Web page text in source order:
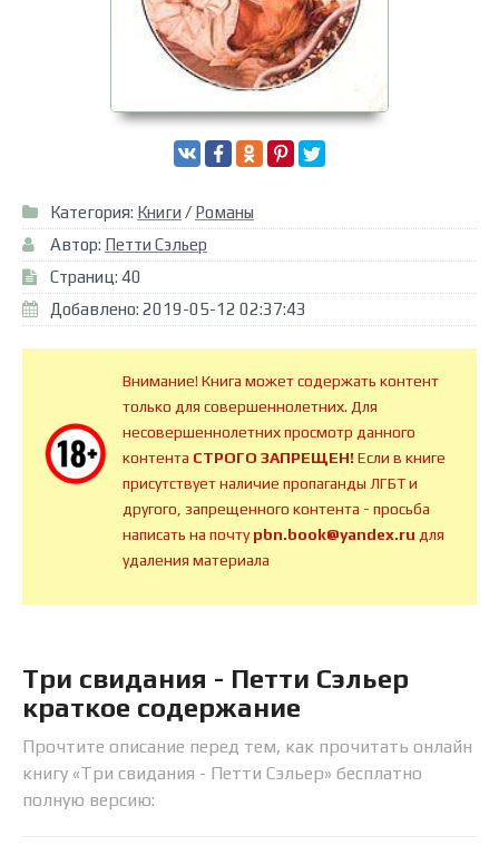
Категория: Книги / Романы
Автор: Петти Сэльер
Страниц: 40
Добавлено: 2019-05-12 02:37:43
Внимание! Книга может содержать контент
только для совершеннолетних. Для
несовершеннолетних просмотр данного
контента СТРОГО ЗАПРЕЩЕН!Если в книге
присутствует наличие пропаганды ЛГБТ и
другого, запрещенного контента - просьба
написать на почтуpbn.book@yandex.ru для
удаления материала
Три свидания - Петти Сэльер
краткое содержание
Прочтите описание перед тем, как прочитать онлайн
книгу «Три свидания - Петти Сэльер» бесплатно
полную версию: